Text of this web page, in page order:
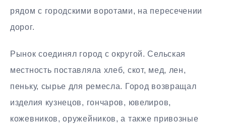
рядом с городскими воротами, на пересечении
дорог.
Рынок соединял город с округой. Сельская
местность поставляла хлеб, скот, мед, лен,
пеньку, сырье для ремесла. Город возвращал
изделия кузнецов, гончаров, ювелиров,
кожевников, оружейников, а также привозные